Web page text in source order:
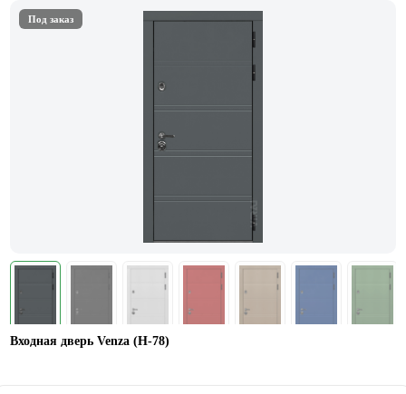
Под заказ
Входная дверь Venza (Н-78)